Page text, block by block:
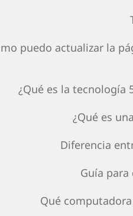
puedo actualizar la
¿Qué es la tecnología
¿Qué es
Diferencia
Guía
Qué